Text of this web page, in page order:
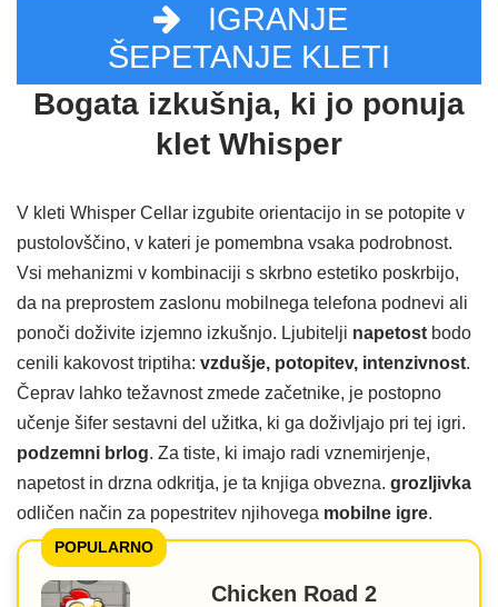
IGRANJE
ŠEPETANJE KLETI
Bogata izkušnja, ki jo ponuja
klet Whisper
V kleti Whisper Cellar izgubite orientacijo in se potopite v
pustolovščino, v kateri je pomembna vsaka podrobnost.
Vsi mehanizmi v kombinaciji s skrbno estetiko poskrbijo,
da na preprostem zaslonu mobilnega telefona podnevi ali
ponoči doživite izjemno izkušnjo. Ljubitelji napetost bodo
cenili kakovost triptiha: vzdušje, potopitev, intenzivnost.
Čeprav lahko težavnost zmede začetnike, je postopno
učenje šifer sestavni del užitka, ki ga doživljajo pri tej igri.
podzemni brlog. Za tiste, ki imajo radi vznemirjenje,
napetost in drzna odkritja, je ta knjiga obvezna. grozljivka
odličen način za popestritev njihovega mobilne igre.
POPULARNO
Chicken Road 2